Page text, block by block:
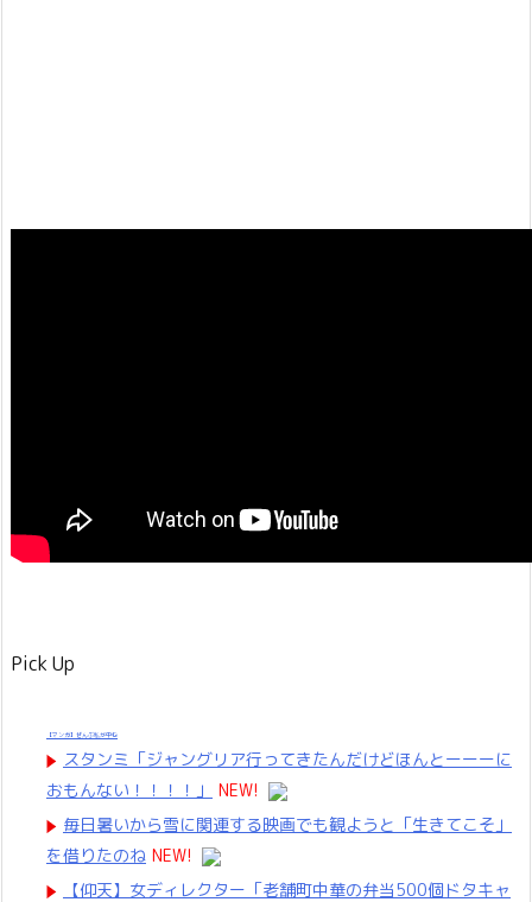
Pick Up
【マンガ】ぜんぶ私が中心
スタンミ「ジャングリア行ってきたんだけどほんとーーーに
おもんない！！！！」
NEW!
毎日暑いから雪に関連する映画でも観ようと「生きてこそ」
を借りたのね NEW!
【仰天】女ディレクター「老舗町中華の弁当500個ドタキャ